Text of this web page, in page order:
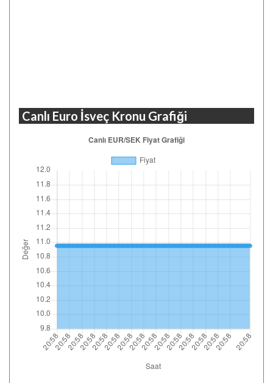
Canlı Euro İsveç Kronu Grafiği